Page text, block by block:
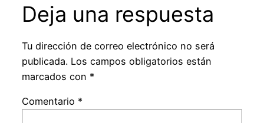
Deja una respuesta
Tu dirección de correo electrónico no será
publicada. Los campos obligatorios están
marcados con *
Comentario *